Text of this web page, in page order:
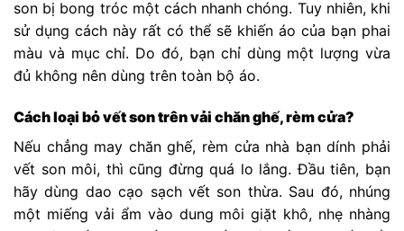
son bị bong tróc một cách nhanh chóng. Tuy nhiên, khi
sử dụng cách này rất có thể sẽ khiến áo của bạn phai
màu và mục chỉ. Do đó, bạn chỉ dùng một lượng vừa
đủ không nên dùng trên toàn bộ áo.
Cách loại bỏ vết son trên vải chăn ghế, rèm cửa?
Nếu chẳng may chăn ghế, rèm cửa nhà bạn dính phải
vết son môi, thì cũng đừng quá lo lắng. Đầu tiên, bạn
hãy dùng dao cạo sạch vết son thừa. Sau đó, nhúng
một miếng vải ẩm vào dung môi giặt khô, nhẹ nhàng